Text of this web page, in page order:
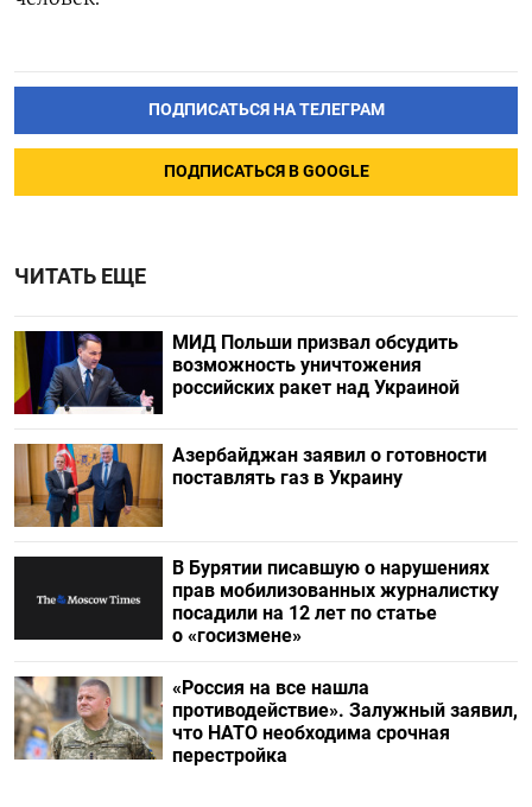
ПОДПИСАТЬСЯ НА ТЕЛЕГРАМ
ПОДПИСАТЬСЯ В GOOGLE
ЧИТАТЬ ЕЩЕ
МИД Польши призвал обсудить
возможность уничтожения
российских ракет над Украиной
Азербайджан заявил о готовности
поставлять газ в Украину
В Бурятии писавшую о нарушениях
прав мобилизованных журналистку
посадили на 12 лет по статье
о «госизмене»
«Россия на все нашла
противодействие». Залужный заявил,
что НАТО необходима срочная
перестройка